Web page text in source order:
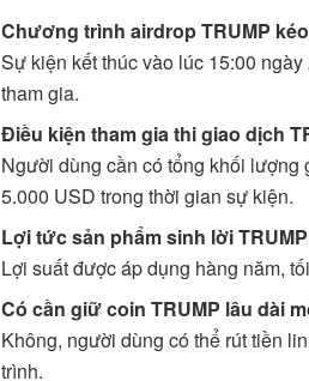
Chương trình airdrop TRUMP
Sự kiện kết thúc vào lúc 15:00
tham gia.
Điều kiện tham gia thi giao dịch
Người dùng cần có tổng khối
5.000 USD trong thời gian sự kiện.
Lợi tức sản phẩm sinh lời
Lợi suất được áp dụng hàng năm,
Có cần giữ coin TRUMP lâu dài
Không, người dùng có thể rút tiền
trình.